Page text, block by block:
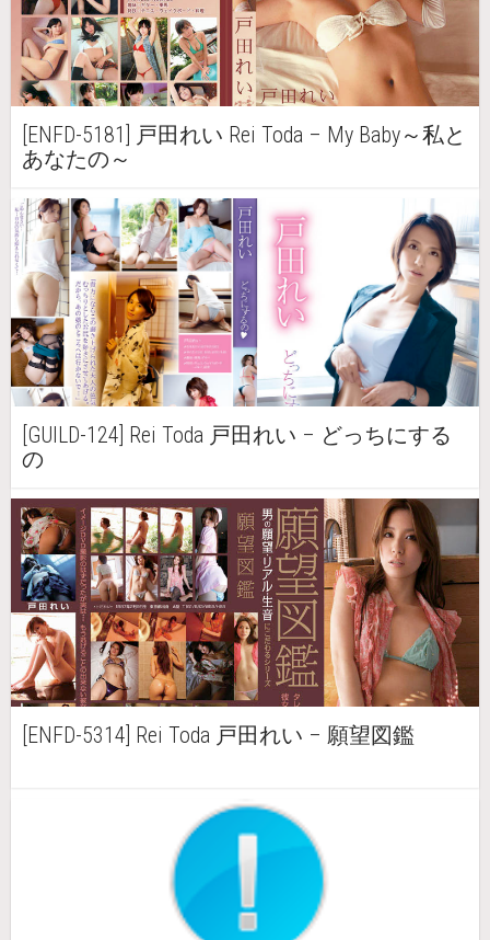
[ENFD-5181] 戸田れい Rei Toda – My Baby～私と
あなたの～
[GUILD-124] Rei Toda 戸田れい – どっちにする
の
[ENFD-5314] Rei Toda 戸田れい – 願望図鑑